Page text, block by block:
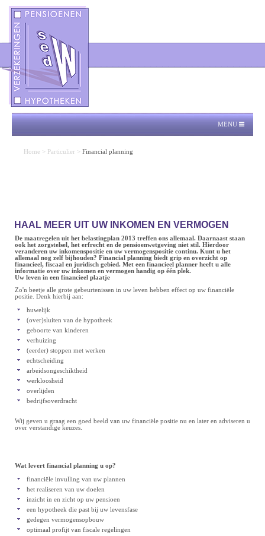
MENU
Home > Particulier > Financial planning
HAAL MEER UIT UW INKOMEN EN VERMOGEN
De maatregelen uit het belastingplan 2013 treffen ons allemaal. Daarnaast staan
ook het zorgstelsel, het erfrecht en de pensioenwetgeving niet stil. Hierdoor
veranderen uw inkomenspositie en uw vermogenspositie continu. Kunt u het
allemaal nog zelf bijhouden? Financial planning biedt grip en overzicht op
financieel, fiscaal en juridisch gebied. Met een financieel planner heeft u alle
informatie over uw inkomen en vermogen handig op één plek.
Uw leven in een financieel plaatje
Zo'n beetje alle grote gebeurtenissen in uw leven hebben effect op uw financiële
positie. Denk hierbij aan:
huwelijk
(over)sluiten van de hypotheek
geboorte van kinderen
verhuizing
(eerder) stoppen met werken
echtscheiding
arbeidsongeschiktheid
werkloosheid
overlijden
bedrijfsoverdracht
Wij geven u graag een goed beeld van uw financiële positie nu en later en adviseren u
over verstandige keuzes.
Wat levert financial planning u op?
financiële invulling van uw plannen
het realiseren van uw doelen
inzicht in en zicht op uw pensioen
een hypotheek die past bij uw levensfase
gedegen vermogensopbouw
optimaal profijt van fiscale regelingen